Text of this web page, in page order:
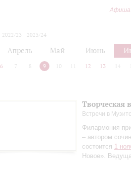
Афиша
2022/23
2023/24
Апрель Май Июнь
6 7 8 9 10 12 13 14
Творческая
Встречи в
Филармония
– автором
состоится 1
Новое».